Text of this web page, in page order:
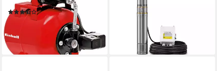
Fördermenge
(8)
101,14 € UVP138,95 €
-27%
lieferbar - in 3-4 Werktagen bei dir